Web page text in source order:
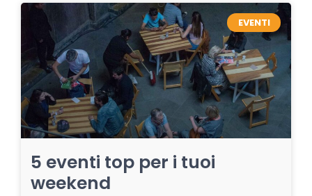
EVENTI
5 eventi top per i tuoi
weekend